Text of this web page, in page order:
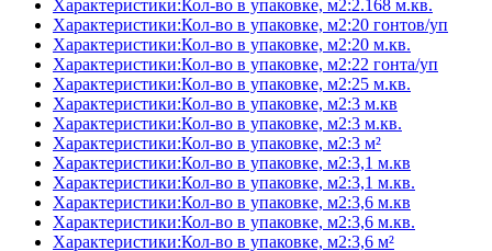
Характеристики:Кол-во в упаковке, м2:2.168 м.кв.
Характеристики:Кол-во в упаковке, м2:20 гонтов/уп
Характеристики:Кол-во в упаковке, м2:20 м.кв.
Характеристики:Кол-во в упаковке, м2:22 гонта/уп
Характеристики:Кол-во в упаковке, м2:25 м.кв.
Характеристики:Кол-во в упаковке, м2:3 м.кв
Характеристики:Кол-во в упаковке, м2:3 м.кв.
Характеристики:Кол-во в упаковке, м2:3 м²
Характеристики:Кол-во в упаковке, м2:3,1 м.кв
Характеристики:Кол-во в упаковке, м2:3,1 м.кв.
Характеристики:Кол-во в упаковке, м2:3,6 м.кв
Характеристики:Кол-во в упаковке, м2:3,6 м.кв.
Характеристики:Кол-во в упаковке, м2:3,6 м²